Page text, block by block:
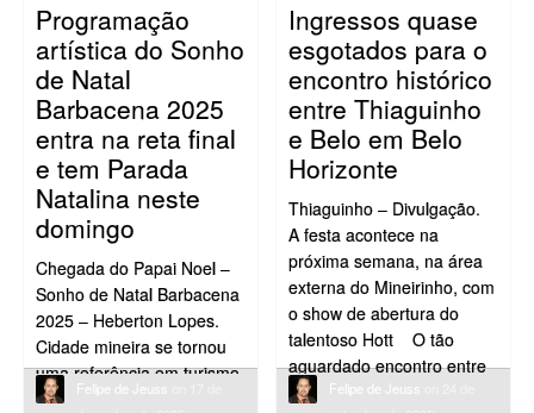
Programação
artística do Sonho
de Natal
Barbacena 2025
entra na reta final
e tem Parada
Natalina neste
domingo
Chegada do Papai Noel –
Sonho de Natal Barbacena
2025 – Heberton Lopes.
Cidade mineira se tornou
uma referência em turismo
natalino A programação
Felipe de Jeuss
Ingressos quase
esgotados para o
encontro histórico
entre Thiaguinho
e Belo em Belo
Horizonte
Thiaguinho – Divulgação.
A festa acontece na
próxima semana, na área
externa do Mineirinho, com
o show de abertura do
talentoso Hott O tão
aguardado encontro entre
Thiaguinho e Belo, dois
Felipe de Jeuss